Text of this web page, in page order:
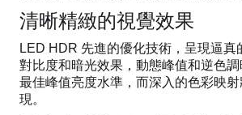
清晰精緻的視覺效果
LED HDR 先進的優化技術，呈現逼真
對比度和暗光效果，動態峰值和逆色
最佳峰值亮度水準，而深入的色彩映
現。